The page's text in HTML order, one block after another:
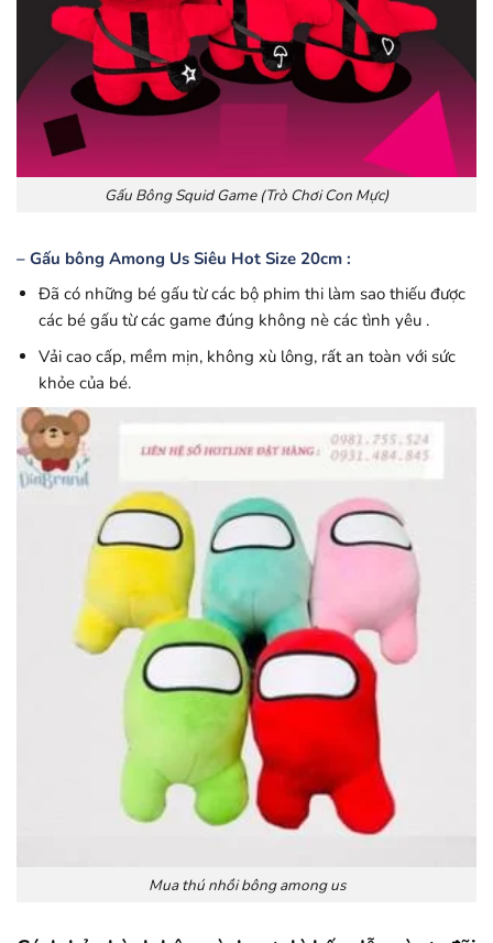
Gấu Bông Squid Game (Trò Chơi Con Mực)
– Gấu bông Among Us Siêu Hot Size 20cm :
Đã có những bé gấu từ các bộ phim thi làm sao thiếu được
các bé gấu từ các game đúng không nè các tình yêu .
Vải cao cấp, mềm mịn, không xù lông, rất an toàn với sức
khỏe của bé.
Mua thú nhồi bông among us